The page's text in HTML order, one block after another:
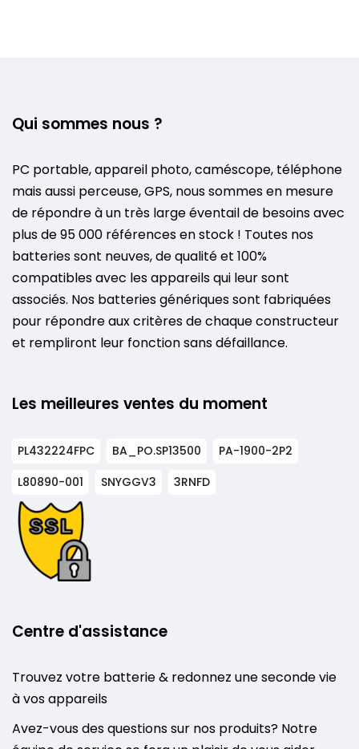
Qui sommes nous ?
PC portable, appareil photo, caméscope, téléphone
mais aussi perceuse, GPS, nous sommes en mesure
de répondre à un très large éventail de besoins avec
plus de 95 000 références en stock ! Toutes nos
batteries sont neuves, de qualité et 100%
compatibles avec les appareils qui leur sont
associés. Nos batteries génériques sont fabriquées
pour répondre aux critères de chaque constructeur
et rempliront leur fonction sans défaillance.
Les meilleures ventes du moment
PL432224FPC BA_PO.SP13500
PA-1900-2P2
L80890-001
SNYGGV3 3RNFD
Centre d'assistance
Trouvez votre batterie & redonnez une seconde vie
à vos appareils
Avez-vous des questions sur nos produits? Notre